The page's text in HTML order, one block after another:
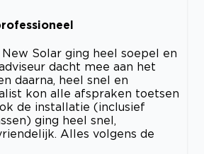
Solar ging heel soepel en
dacht mee aan het
daarna, heel snel en
kon alle afspraken toetsen
de installatie (inclusief
ging heel snel,
Alles volgens de